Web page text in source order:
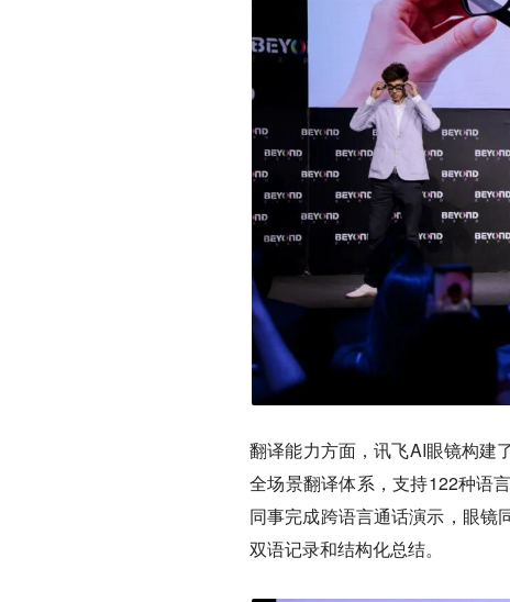
翻译能力方面，讯飞AI眼镜构建
全场景翻译体系，支持122种语
同事完成跨语言通话演示，眼镜
双语记录和结构化总结。